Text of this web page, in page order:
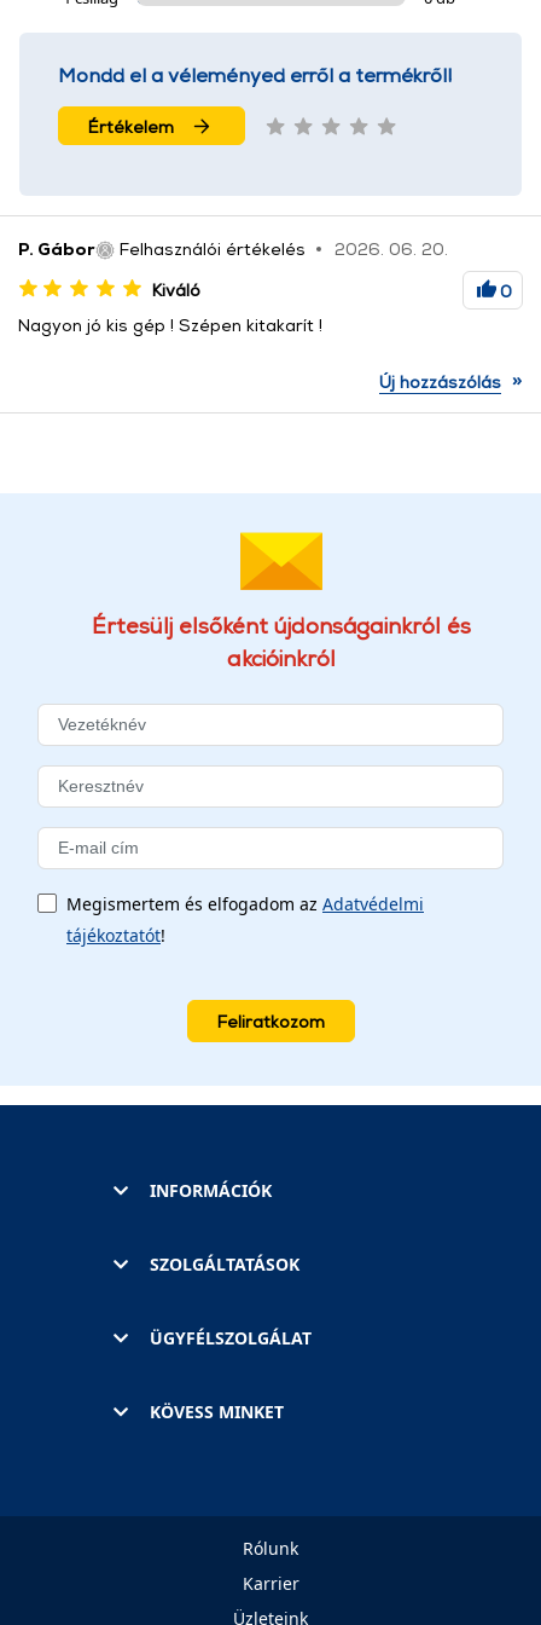
Mondd el a véleményed erről a termékről!
Értékelem
P. Gábor Felhasználói értékelés
2026. 06. 20.
Kiváló
0
Nagyon jó kis gép ! Szépen kitakarít !
Új hozzászólás »
Értesülj elsőként újdonságainkról és
akcióinkról
Megismertem és elfogadom az Adatvédelmi
tájékoztatót!
Feliratkozom
INFORMÁCIÓK
SZOLGÁLTATÁSOK
ÜGYFÉLSZOLGÁLAT
KÖVESS MINKET
Rólunk
Karrier
Üzleteink